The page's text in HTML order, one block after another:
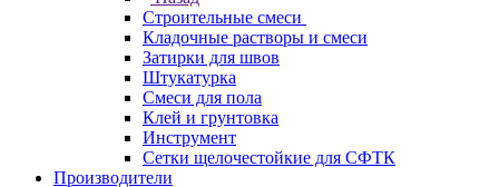
Строительные смеси
Кладочные растворы и смеси
Затирки для швов
Штукатурка
Смеси для пола
Клей и грунтовка
Инструмент
Сетки щелочестойкие для СФТК
Производители